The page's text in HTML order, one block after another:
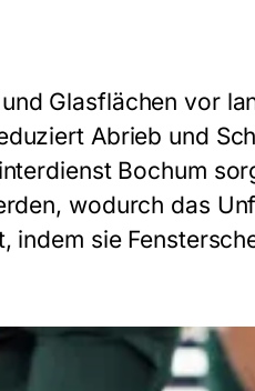
Glasflächen vor
Abrieb und
Bochum
wodurch das
sie